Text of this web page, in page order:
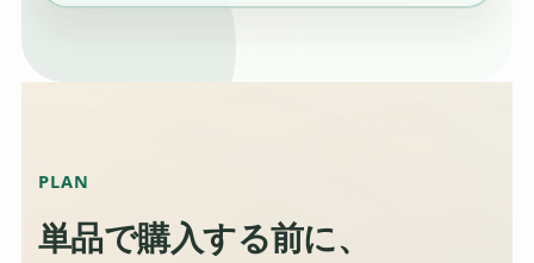
PLAN
単品で購入する前に、